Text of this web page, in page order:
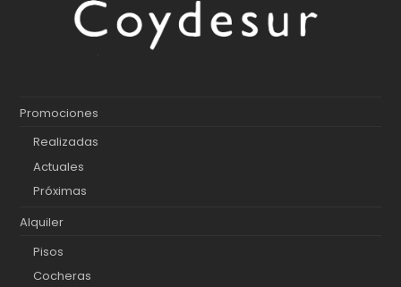
Promociones
Realizadas
Actuales
Próximas
Alquiler
Pisos
Cocheras